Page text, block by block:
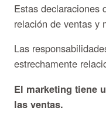
Estas declaraciones
relación de ventas y
Las
estrechamente
El marketing tiene
las ventas.